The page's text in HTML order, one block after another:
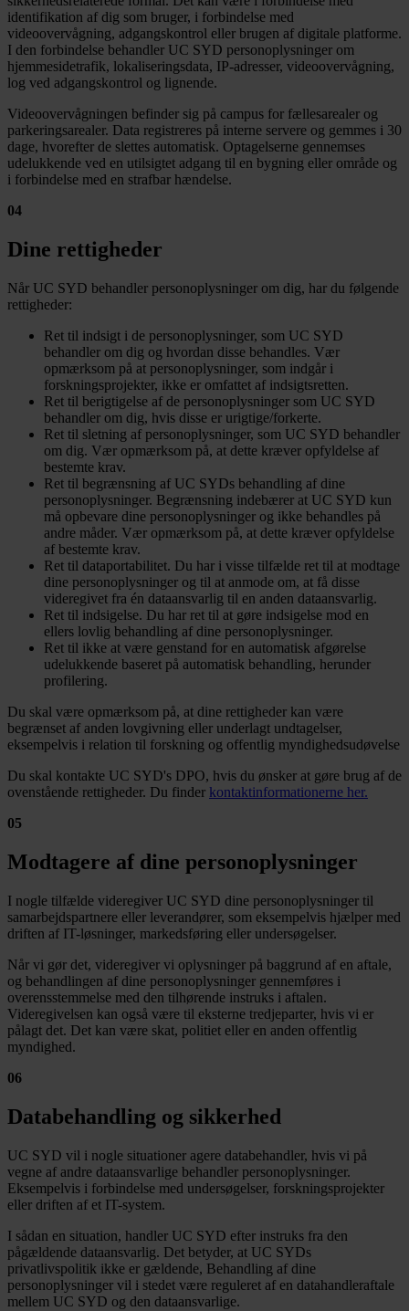
identifikation af dig som bruger, i forbindelse med
videoovervågning, adgangskontrol eller brugen af digitale platforme.
I den forbindelse behandler UC SYD personoplysninger om
hjemmesidetrafik, lokaliseringsdata, IP-adresser, videoovervågning,
log ved adgangskontrol og lignende.
Videoovervågningen befinder sig på campus for fællesarealer og
parkeringsarealer. Data registreres på interne servere og gemmes i 30
dage, hvorefter de slettes automatisk. Optagelserne gennemses
udelukkende ved en utilsigtet adgang til en bygning eller område og
i forbindelse med en strafbar hændelse.
04
Dine rettigheder
Når UC SYD behandler personoplysninger om dig, har du følgende
rettigheder:
Ret til indsigt i de personoplysninger, som UC SYD
behandler om dig og hvordan disse behandles. Vær
opmærksom på at personoplysninger, som indgår i
forskningsprojekter, ikke er omfattet af indsigtsretten.
Ret til berigtigelse af de personoplysninger som UC SYD
behandler om dig, hvis disse er urigtige/forkerte.
Ret til sletning af personoplysninger, som UC SYD behandler
om dig. Vær opmærksom på, at dette kræver opfyldelse af
bestemte krav.
Ret til begrænsning af UC SYDs behandling af dine
personoplysninger. Begrænsning indebærer at UC SYD kun
må opbevare dine personoplysninger og ikke behandles på
andre måder. Vær opmærksom på, at dette kræver opfyldelse
af bestemte krav.
Ret til dataportabilitet. Du har i visse tilfælde ret til at modtage
dine personoplysninger og til at anmode om, at få disse
videregivet fra én dataansvarlig til en anden dataansvarlig.
Ret til indsigelse. Du har ret til at gøre indsigelse mod en
ellers lovlig behandling af dine personoplysninger.
Ret til ikke at være genstand for en automatisk afgørelse
udelukkende baseret på automatisk behandling, herunder
profilering.
Du skal være opmærksom på, at dine rettigheder kan være
begrænset af anden lovgivning eller underlagt undtagelser,
eksempelvis i relation til forskning og offentlig myndighedsudøvelse
Du skal kontakte UC SYD's DPO, hvis du ønsker at gøre brug af de
ovenstående rettigheder. Du finder kontaktinformationerne her.
05
Modtagere af dine personoplysninger
I nogle tilfælde videregiver UC SYD dine personoplysninger til
samarbejdspartnere eller leverandører, som eksempelvis hjælper med
driften af IT-løsninger, markedsføring eller undersøgelser.
Når vi gør det, videregiver vi oplysninger på baggrund af en aftale,
og behandlingen af dine personoplysninger gennemføres i
overensstemmelse med den tilhørende instruks i aftalen.
Videregivelsen kan også være til eksterne tredjeparter, hvis vi er
pålagt det. Det kan være skat, politiet eller en anden offentlig
myndighed.
06
Databehandling og sikkerhed
UC SYD vil i nogle situationer agere databehandler, hvis vi på
vegne af andre dataansvarlige behandler personoplysninger.
Eksempelvis i forbindelse med undersøgelser, forskningsprojekter
eller driften af et IT-system.
I sådan en situation, handler UC SYD efter instruks fra den
pågældende dataansvarlig. Det betyder, at UC SYDs
privatlivspolitik ikke er gældende, Behandling af dine
personoplysninger vil i stedet være reguleret af en datahandleraftale
mellem UC SYD og den dataansvarlige.